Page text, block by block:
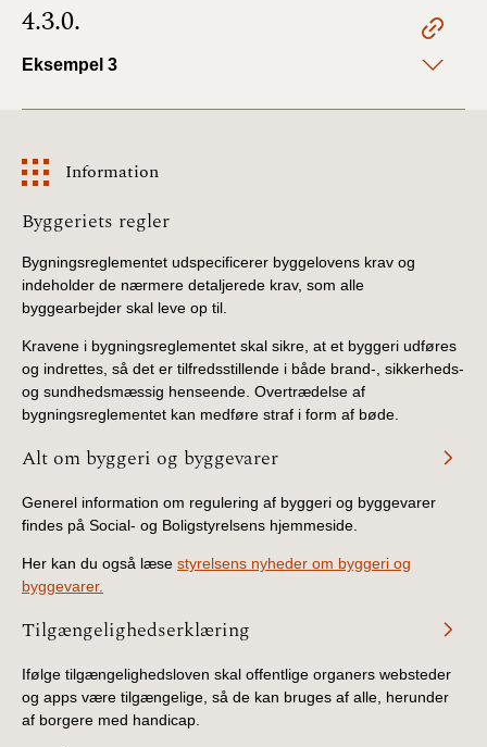
4.3.0.
Eksempel 3
Information
Information
Byggeriets regler
Bygningsreglementet udspecificerer byggelovens krav og
indeholder de nærmere detaljerede krav, som alle
byggearbejder skal leve op til.
Kravene i bygningsreglementet skal sikre, at et byggeri udføres
og indrettes, så det er tilfredsstillende i både brand-, sikkerheds-
og sundhedsmæssig henseende. Overtrædelse af
bygningsreglementet kan medføre straf i form af bøde.
Alt om byggeri og byggevarer
Generel information om regulering af byggeri og byggevarer
findes på Social- og Boligstyrelsens hjemmeside.
Her kan du også læse styrelsens nyheder om byggeri og
byggevarer.
Tilgængelighedserklæring
Ifølge tilgængelighedsloven skal offentlige organers websteder
og apps være tilgængelige, så de kan bruges af alle, herunder
af borgere med handicap.